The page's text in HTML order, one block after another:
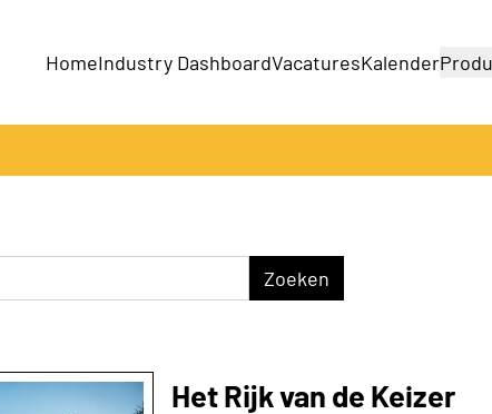
HomeIndustry DashboardVacaturesKalender
Zoeken
Het Rijk van de Keizer